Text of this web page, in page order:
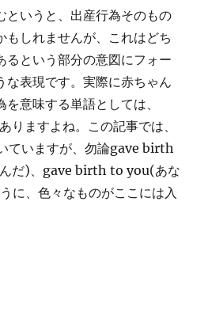
というと、出産行為そのもの
もしれませんが、これはどち
るという部分の意図にフォー
な表現です。実際に赤ちゃん
意味する単語としては、
りますよね。この記事では、
ていますが、勿論gave birth
だ)、gave birth to you(あな
に、色々なものがここには入